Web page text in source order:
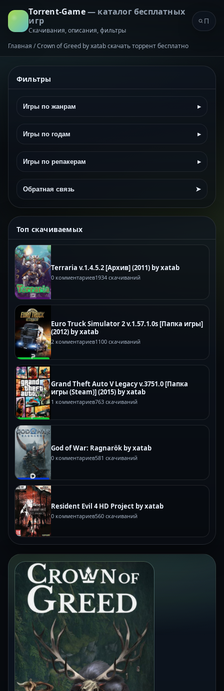
Torrent-Game— каталог бесплатных
игр
Скачивания, описания, фильтры
Главная /Crown of Greed by xatab скачать торрент бесплатно
Фильтры
Игры по жанрам ▸
Игры по годам ▸
Игры по репакерам ▸
Обратная связь ➤
Топ скачиваемых
Terraria v.1.4.5.2 [Архив] (2011) by xatab
0 комментариев1934 скачиваний
Euro Truck Simulator 2 v.1.57.1.0s [Папка игры]
(2012) by xatab
2 комментариев1100 скачиваний
Grand Theft Auto V Legacy v.3751.0 [Папка
игры (Steam)] (2015) by xatab
1 комментариев763 скачиваний
God of War: Ragnarök by xatab
0 комментариев581 скачиваний
Resident Evil 4 HD Project by xatab
0 комментариев560 скачиваний